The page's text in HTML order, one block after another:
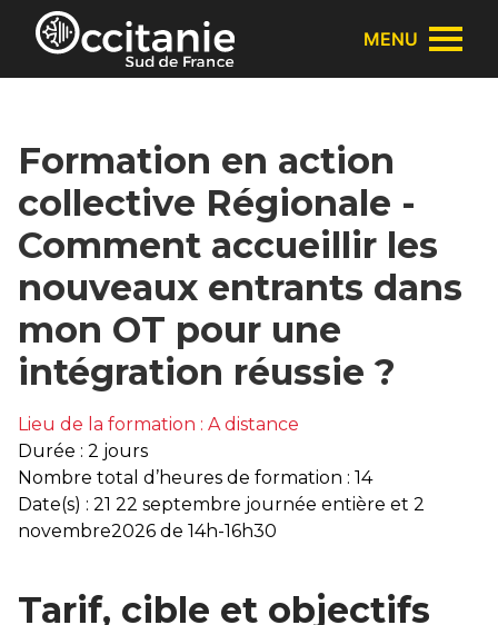
Panneau de gestion des cookies
MENU
Formation en action
collective Régionale -
Comment accueillir les
nouveaux entrants dans
mon OT pour une
intégration réussie ?
Lieu de la formation : A distance
Durée : 2 jours
Nombre total d’heures de formation : 14
Date(s) : 21 22 septembre journée entière et 2
novembre2026 de 14h-16h30
Tarif, cible et objectifs